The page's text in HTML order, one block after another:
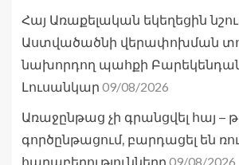
Հայ Առաքելական եկեղեցին
Աստվածածնի վերափոխման
նախորդող պահքի
Լուսանկար 09/08/2026
Առաջընթաց չի գրանցվել հայ –
գործընթացում, բարդացել են
09/08/2026